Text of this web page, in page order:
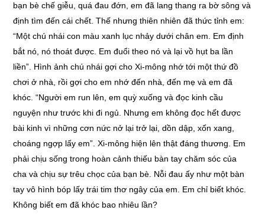
bạn bè chế giễu, quá đau đớn, em đã lang thang ra bờ sông và
định tìm đến cái chết. Thế nhưng thiên nhiên đã thức tỉnh em:
“Một chú nhái con màu xanh lục nhảy dưới chân em. Em định
bắt nó, nó thoát được. Em đuổi theo nó và lại vồ hụt ba lần
liền”. Hình ảnh chú nhái gợi cho Xi-mông nhớ tới một thứ đồ
chơi ở nhà, rồi gợi cho em nhớ đến nhà, đến mẹ và em đã
khóc. “Người em run lên, em quỳ xuống và đọc kinh cầu
nguyện như trước khi đi ngủ. Nhưng em không đọc hết được
bài kinh vì những cơn nức nở lại trở lại, dồn dập, xốn xang,
choáng ngợp lấy em”. Xi-mông hiện lên thật đáng thương. Em
phải chịu sống trong hoàn cảnh thiếu bàn tay chăm sóc của
cha và chịu sự trêu chọc của bạn bè. Nỗi đau ấy như một bàn
tay vô hình bóp lấy trái tim thơ ngây của em. Em chỉ biết khóc.
Không biết em đã khóc bao nhiêu lần?